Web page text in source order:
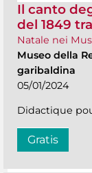
Il canto
del 1849
Natale nei
Museo della
garibaldina
05/01/2024
Didactique
Gratis